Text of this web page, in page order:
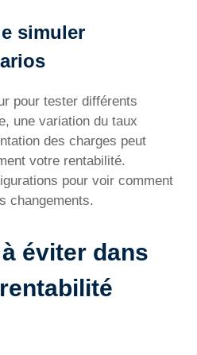
simuler
pour tester différents
une variation du taux
des charges peut
votre rentabilité.
pour voir comment
changements.
éviter dans